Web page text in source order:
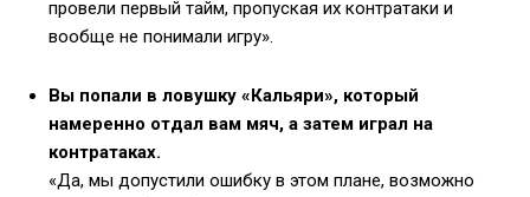
провели первый тайм, пропуская их контратаки и
вообще не понимали игру».
Вы попали в ловушку «Кальяри», который
намеренно отдал вам мяч, а затем играл на
контратаках.
«Да, мы допустили ошибку в этом плане, возможно